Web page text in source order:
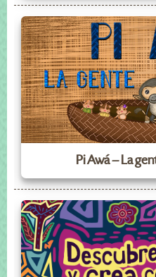
Pi Awá – La